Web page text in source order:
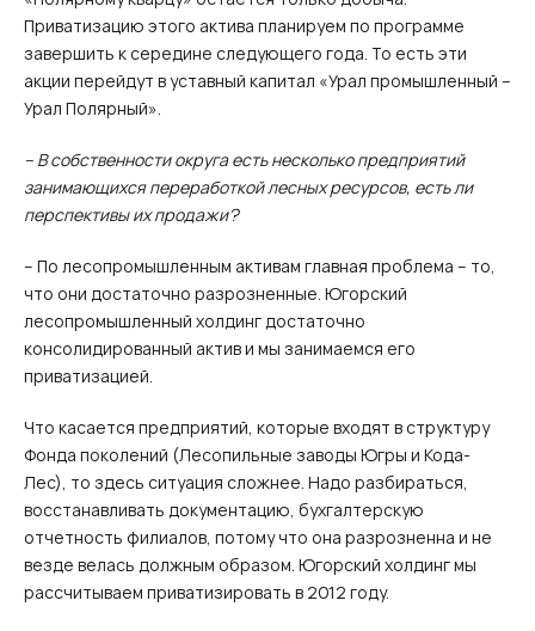
Приватизацию этого актива планируем по программе
завершить к середине следующего года. То есть эти
акции перейдут в уставный капитал «Урал промышленный –
Урал Полярный».
– В собственности округа есть несколько предприятий
занимающихся переработкой лесных ресурсов, есть ли
перспективы их продажи?
– По лесопромышленным активам главная проблема – то,
что они достаточно разрозненные. Югорский
лесопромышленный холдинг достаточно
консолидированный актив и мы занимаемся его
приватизацией.
Что касается предприятий, которые входят в структуру
Фонда поколений (Лесопильные заводы Югры и Кода-
Лес), то здесь ситуация сложнее. Надо разбираться,
восстанавливать документацию, бухгалтерскую
отчетность филиалов, потому что она разрозненна и не
везде велась должным образом. Югорский холдинг мы
рассчитываем приватизировать в 2012 году.